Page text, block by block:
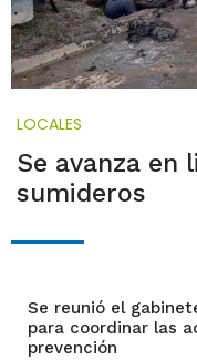
LOCALES
Se avanza en
sumideros
Se reunió el
para coordinar las
prevención